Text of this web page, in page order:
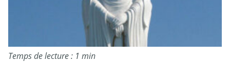
Temps de lecture : 1 min